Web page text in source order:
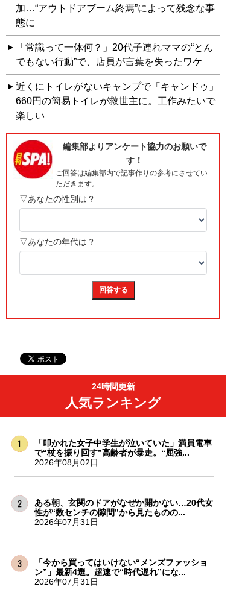
加…“アウトドアブーム終焉”によって残念な事
態に
「常識って一体何？」20代子連れママの“とん
でもない行動”で、店員が言葉を失ったワケ
近くにトイレがないキャンプで「キャンドゥ」
660円の簡易トイレが救世主に。工作みたいで
楽しい
24時間更新
人気ランキング
「叩かれた女子中学生が泣いていた」満員電車
で“杖を振り回す”高齢者が暴走。“屈強...
2026年08月02日
ある朝、玄関のドアがなぜか開かない…20代女
性が“数センチの隙間”から見たものの...
2026年07月31日
「今から買ってはいけない“メンズファッショ
ン”」最新4選。超速で“時代遅れ”にな...
2026年07月31日